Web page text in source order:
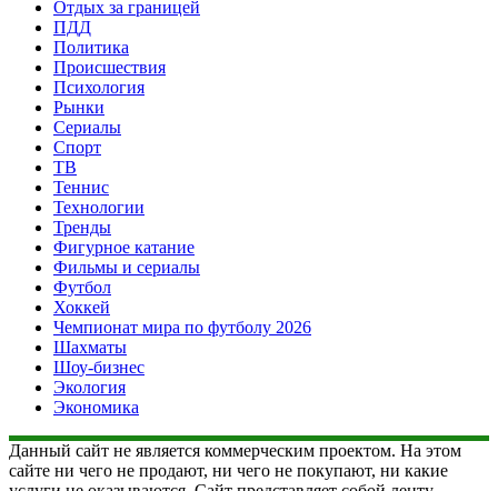
Отдых за границей
ПДД
Политика
Происшествия
Психология
Рынки
Сериалы
Спорт
ТВ
Теннис
Технологии
Тренды
Фигурное катание
Фильмы и сериалы
Футбол
Хоккей
Чемпионат мира по футболу 2026
Шахматы
Шоу-бизнес
Экология
Экономика
Данный сайт не является коммерческим проектом. На этом
сайте ни чего не продают, ни чего не покупают, ни какие